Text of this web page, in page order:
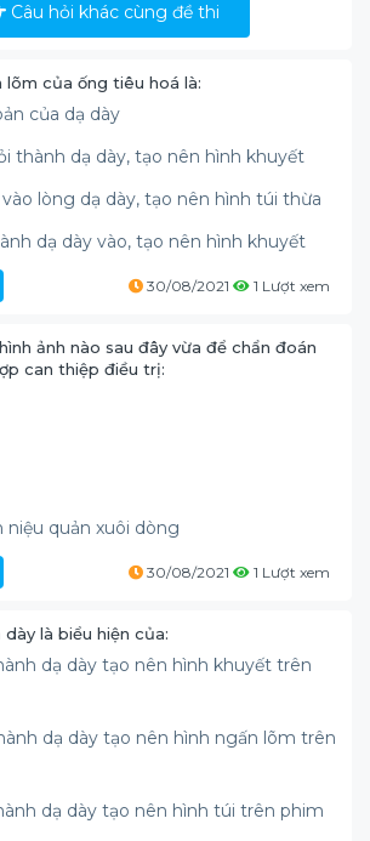
Câu hỏi khác cùng đề thi
lõm của ống tiêu hoá là:
của dạ dày
thành dạ dày, tạo nên hình khuyết
vào lòng dạ dày, tạo nên hình túi thừa
dạ dày vào, tạo nên hình khuyết
30/08/2021 1 Lượt xem
ảnh nào sau đây vừa để chẩn đoán
can thiệp điều trị:
niệu quản xuôi dòng
30/08/2021 1 Lượt xem
là biểu hiện của:
dạ dày tạo nên hình khuyết trên
dạ dày tạo nên hình ngấn lõm trên
dạ dày tạo nên hình túi trên phim